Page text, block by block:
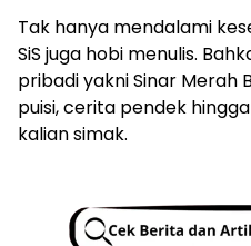
Tak hanya mendalami
SiS juga hobi menulis.
pribadi yakni Sinar Merah
puisi, cerita pendek
kalian simak.